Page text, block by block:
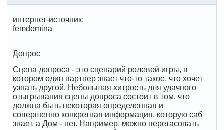
интернет-источник:
femdomina
Допрос
Сцена допроса - это сценарий ролевой игры, в
котором один партнер знает что-то такое, что хочет
узнать другой. Небольшая хитрость для удачного
отыгрывания сцены допроса состоит в том, что
должна быть некоторая определенная и
совершенно конкретная информация, которую саб
знает, а Дом - нет. Например, можно перетасовать